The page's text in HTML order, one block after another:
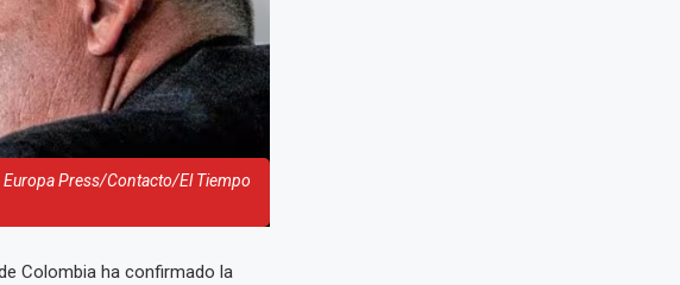
Press/Contacto/El Tiempo
Colombia ha confirmado la